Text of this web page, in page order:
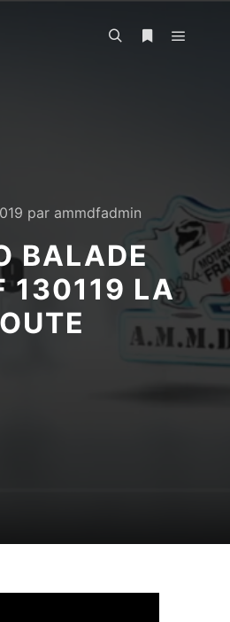
par ammdfadmin
BALADE
130119 LA